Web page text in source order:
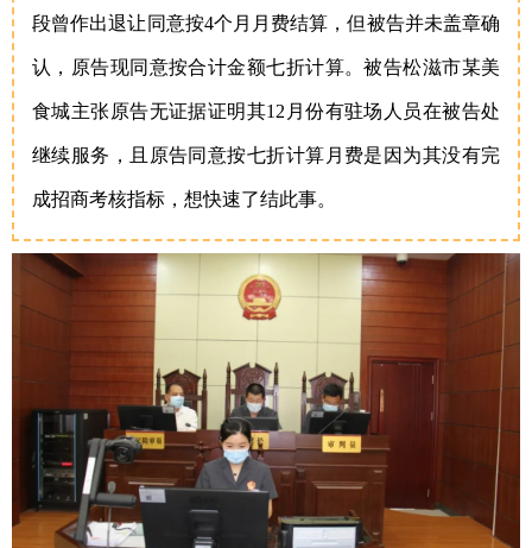
段曾作出退让同意按4个月月费结算，但被告并未盖章确
认，原告现同意按合计金额七折计算。被告松滋市某美
食城主张原告无证据证明其12月份有驻场人员在被告处
继续服务，且原告同意按七折计算月费是因为其没有完
成招商考核指标，想快速了结此事。